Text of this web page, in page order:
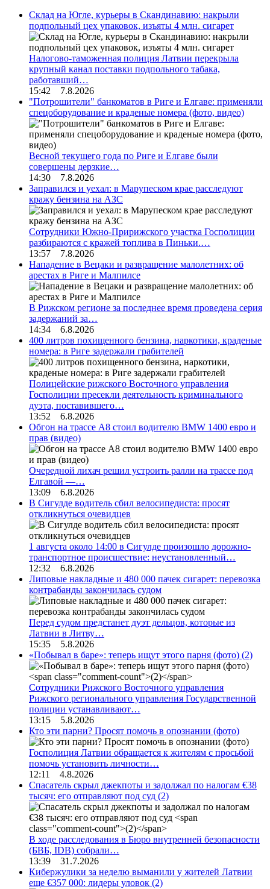
Склад на Югле, курьеры в Скандинавию: накрыли
подпольный цех упаковок, изъяты 4 млн. сигарет
Налогово-таможенная полиция Латвии перекрыла
крупный канал поставки подпольного табака,
работавший…
15:42 7.8.2026
"Потрошители" банкоматов в Риге и Елгаве: применяли
спецоборудование и краденые номера (фото, видео)
Весной текущего года по Риге и Елгаве были
совершены дерзкие…
14:30 7.8.2026
Заправился и уехал: в Марупеском крае расследуют
кражу бензина на АЗС
Сотрудники Южно-Пририжского участка Госполиции
разбираются с кражей топлива в Пиньки.…
13:57 7.8.2026
Нападение в Вецаки и развращение малолетних: об
арестах в Риге и Малпилсе
В Рижском регионе за последнее время проведена серия
задержаний за…
14:34 6.8.2026
400 литров похищенного бензина, наркотики, краденые
номера: в Риге задержали грабителей
Полицейские рижского Восточного управления
Госполиции пресекли деятельность криминального
дуэта, поставившего…
13:52 6.8.2026
Обгон на трассе А8 стоил водителю BMW 1400 евро и
прав (видео)
Очередной лихач решил устроить ралли на трассе под
Елгавой —…
13:09 6.8.2026
В Сигулде водитель сбил велосипедиста: просят
откликнуться очевидцев
1 августа около 14:00 в Сигулде произошло дорожно-
транспортное происшествие: неустановленный…
12:32 6.8.2026
Липовые накладные и 480 000 пачек сигарет: перевозка
контрабанды закончилась судом
Перед судом предстанет дуэт дельцов, которые из
Латвии в Литву…
15:35 5.8.2026
«Побывал в баре»: теперь ищут этого парня (фото) (2)
Сотрудники Рижского Восточного управления
Рижского регионального управления Государственной
полиции устанавливают…
13:15 5.8.2026
Кто эти парни? Просят помочь в опознании (фото)
Госполиция Латвии обращается к жителям с просьбой
помочь установить личности…
12:11 4.8.2026
Спасатель скрыл джекпоты и задолжал по налогам €38
тысяч: его отправляют под суд (2)
В ходе расследования в Бюро внутренней безопасности
(БВБ, IDB) собрали…
13:39 31.7.2026
Кибержулики за неделю выманили у жителей Латвии
еще €357 000: лидеры уловок (2)